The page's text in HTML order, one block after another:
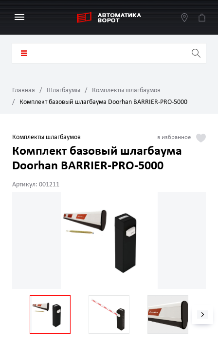
Главная Шлагбаумы
Комплекты шлагбаумов
Комплект базовый шлагбаума Doorhan BARRIER-PRO-5000
Комплекты шлагбаумов
Комплект базовый шлагбаума
Doorhan BARRIER-PRO-5000
Артикул: 001211